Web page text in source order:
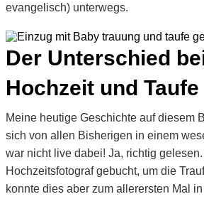
evangelisch) unterwegs.
Der Unterschied
Hochzeit und Taufe
Meine heutige Geschichte auf diesem
sich von allen Bisherigen in einem
war nicht live dabei! Ja, richtig
Hochzeitsfotograf gebucht, um die
konnte dies aber zum allerersten Mal